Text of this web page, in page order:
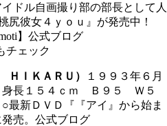
ル自画撮り部の部長として人
尻彼女４ｙｏｕ』が発売中！
】公式ブログ
チェック
ＩＫＡＲＵ）
１９９３年６月
長１５４ｃｍ Ｂ９５ Ｗ５
新ＤＶＤ『『アイ』から始ま
売。公式ブログ